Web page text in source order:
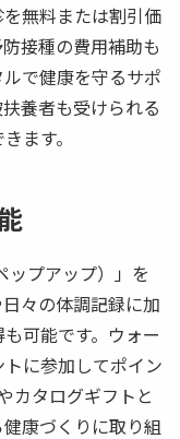
無料または割引価
接種の費用補助も
で健康を守るサポ
養者も受けられる
ます。
ップアップ）」を
々の体調記録に加
可能です。ウォー
に参加してポイン
カタログギフトと
康づくりに取り組